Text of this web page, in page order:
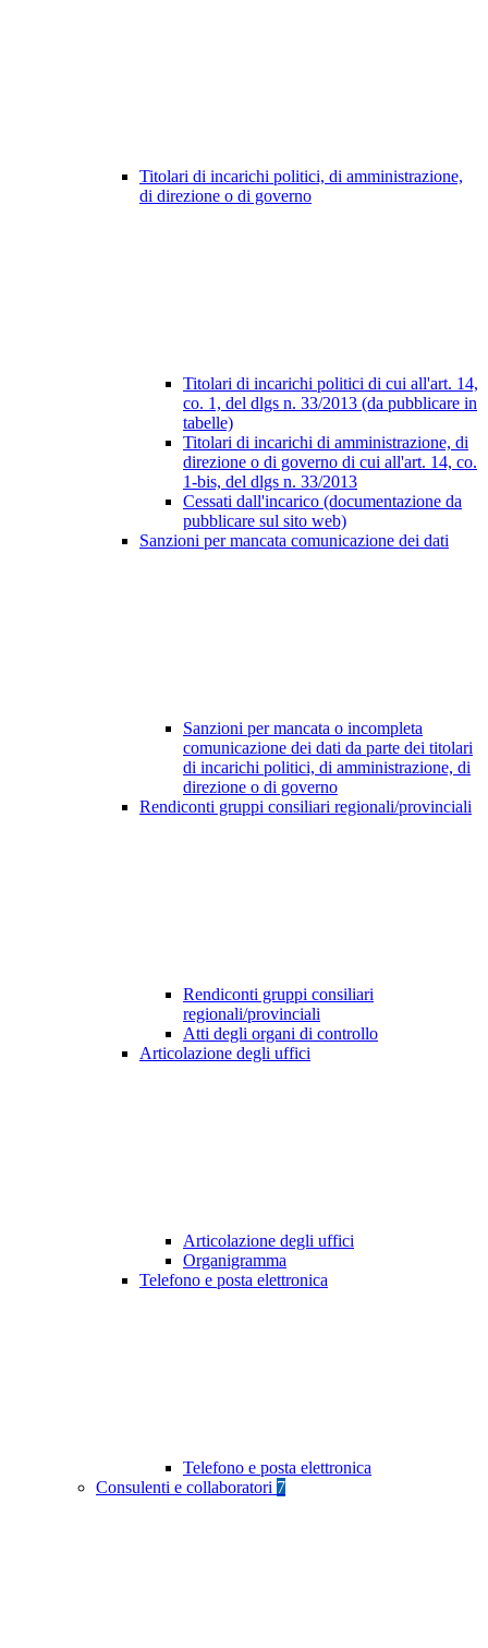
Titolari di incarichi politici, di amministrazione,
di direzione o di governo
Titolari di incarichi politici di cui all'art. 14,
co. 1, del dlgs n. 33/2013 (da pubblicare in
tabelle)
Titolari di incarichi di amministrazione, di
direzione o di governo di cui all'art. 14, co.
1-bis, del dlgs n. 33/2013
Cessati dall'incarico (documentazione da
pubblicare sul sito web)
Sanzioni per mancata comunicazione dei dati
Sanzioni per mancata o incompleta
comunicazione dei dati da parte dei titolari
di incarichi politici, di amministrazione, di
direzione o di governo
Rendiconti gruppi consiliari regionali/provinciali
Rendiconti gruppi consiliari
regionali/provinciali
Atti degli organi di controllo
Articolazione degli uffici
Articolazione degli uffici
Organigramma
Telefono e posta elettronica
Telefono e posta elettronica
Consulenti e collaboratori 7